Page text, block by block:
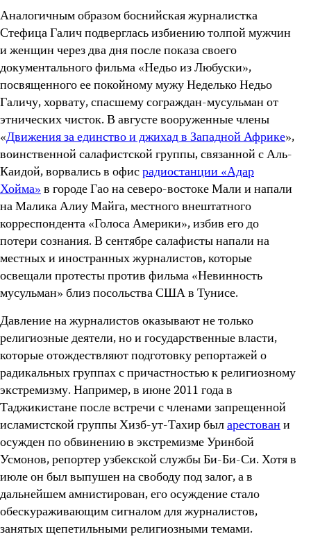
Аналогичным образом боснийская журналистка
Стефица Галич подверглась избиению толпой мужчин
и женщин через два дня после показа своего
документального фильма «Недьо из Любуски»,
посвященного ее покойному мужу Неделько Недьо
Галичу, хорвату, спасшему сограждан-мусульман от
этнических чисток. В августе вооруженные члены
«Движения за единство и джихад в Западной Африке»,
воинственной салафистской группы, связанной с Аль-
Каидой, ворвались в офисрадиостанции «Адар
Хойма»в городе Гао на северо-востоке Мали и напали
на Малика Алиу Майга, местного внештатного
корреспондента «Голоса Америки», избив его до
потери сознания. В сентябре салафисты напали на
местных и иностранных журналистов, которые
освещали протесты против фильма «Невинность
мусульман» близ посольства США в Тунисе.
Давление на журналистов оказывают не только
религиозные деятели, но и государственные власти,
которые отождествляют подготовку репортажей о
радикальных группах с причастностью к религиозному
экстремизму. Например, в июне 2011 года в
Таджикистане после встречи с членами запрещенной
исламистской группы Хизб-ут-Тахир быларестовани
осужден по обвинению в экстремизме Уринбой
Усмонов, репортер узбекской службы Би-Би-Си. Хотя в
июле он был выпушен на свободу под залог, а в
дальнейшем амнистирован, его осуждение стало
обескураживающим сигналом для журналистов,
занятых щепетильными религиозными темами.